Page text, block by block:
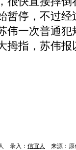
暂停，不过
伟一次普通
拇指，苏伟
录入： 信宜人 来源：